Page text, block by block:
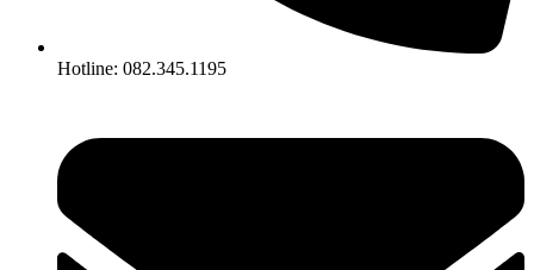
Hotline: 082.345.1195